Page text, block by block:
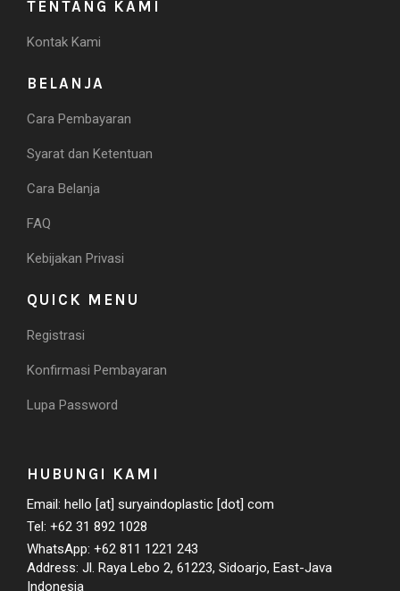
TENTANG KAMI
Kontak Kami
BELANJA
Cara Pembayaran
Syarat dan Ketentuan
Cara Belanja
FAQ
Kebijakan Privasi
QUICK MENU
Registrasi
Konfirmasi Pembayaran
Lupa Password
HUBUNGI KAMI
Email: hello [at] suryaindoplastic [dot] com
Tel: +62 31 892 1028
WhatsApp: +62 811 1221 243
Address: Jl. Raya Lebo 2, 61223, Sidoarjo, East-Java
Indonesia